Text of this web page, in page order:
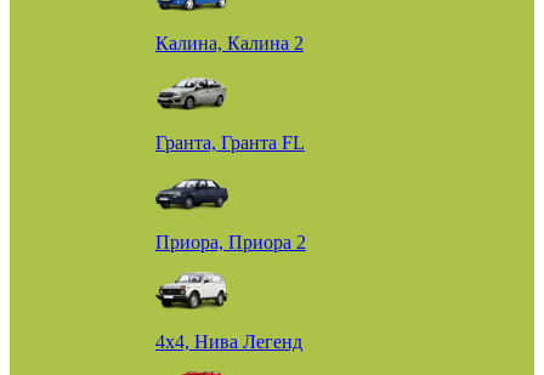
Калина, Калина 2
Гранта, Гранта FL
Приора, Приора 2
4х4, Нива Легенд